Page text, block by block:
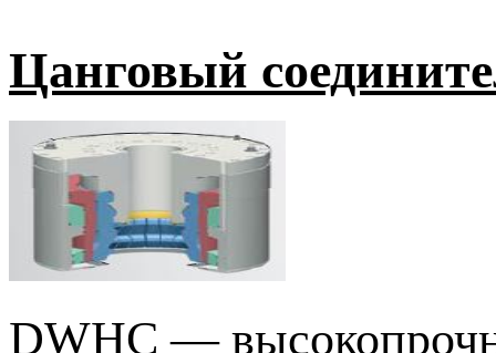
Цанговый
DWHC —